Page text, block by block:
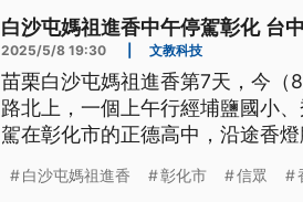
白沙屯媽祖進香中午停駕彰化 台
2025/5/8 19:30 文教科技
苗栗白沙屯媽祖進香第7天，今（
路北上，一個上午行經埔鹽國小
駕在彰化市的正德高中，沿途香
白沙屯媽祖進香 彰化市 信眾